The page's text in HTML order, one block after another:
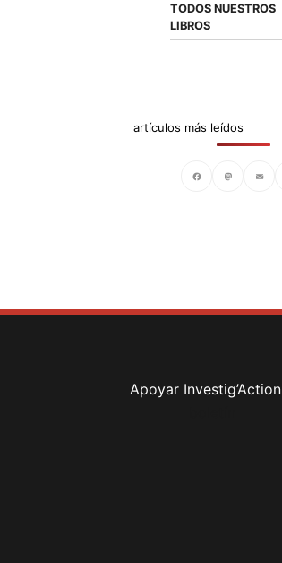
TODOS NUESTROS
LIBROS
artículos más leídos
Apoyar Investig’Action